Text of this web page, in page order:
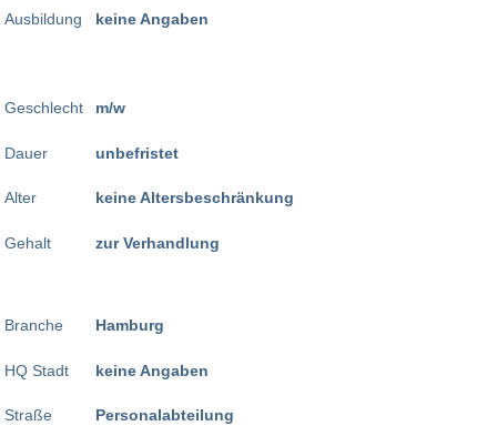
Ausbildung
Geschlecht
Dauer
Alter
Gehalt
keine Angaben
m/w
unbefristet
keine Altersbeschränkung
zur Verhandlung
Branche
HQ Stadt
Straße
Hamburg
keine Angaben
Personalabteilung